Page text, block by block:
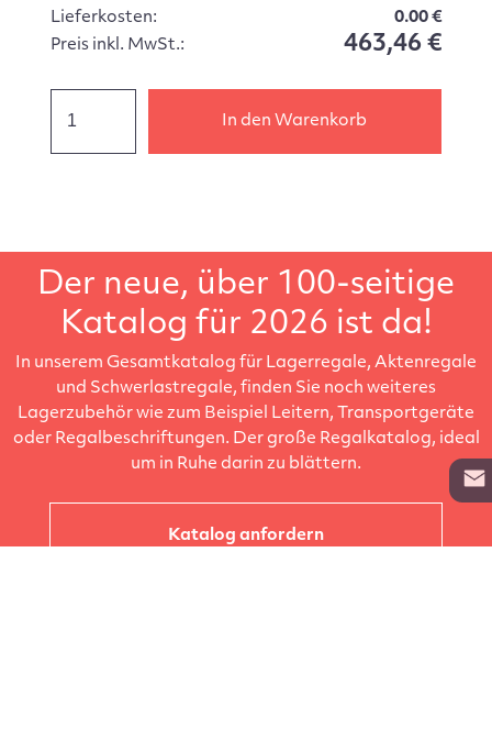
Lieferkosten:
0.00 €
Preis inkl. MwSt.:
463,46 €
In den Warenkorb
Der neue, über 100-seitige
Katalog für 2026 ist da!
In unserem Gesamtkatalog für Lagerregale, Aktenregale
und Schwerlastregale, finden Sie noch weiteres
Lagerzubehör wie zum Beispiel Leitern, Transportgeräte
oder Regalbeschriftungen. Der große Regalkatalog, ideal
um in Ruhe darin zu blättern.
Katalog anfordern